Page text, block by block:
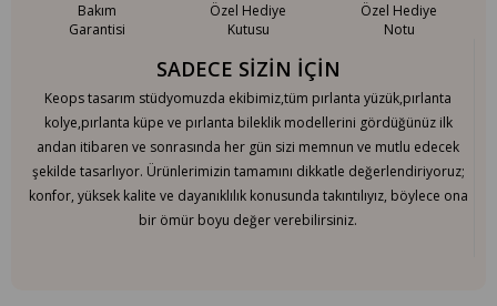
SADECE SİZİN İÇİN
Keops tasarım stüdyomuzda ekibimiz,tüm pırlanta yüzük,pırlanta
kolye,pırlanta küpe ve pırlanta bileklik modellerini gördüğünüz ilk
andan itibaren ve sonrasında her gün sizi memnun ve mutlu edecek
şekilde tasarlıyor. Ürünlerimizin tamamını dikkatle değerlendiriyoruz;
konfor, yüksek kalite ve dayanıklılık konusunda takıntılıyız, böylece ona
bir ömür boyu değer verebilirsiniz.
Bakım
Garantisi
Özel Hediye
Kutusu
Özel Hediye
Notu